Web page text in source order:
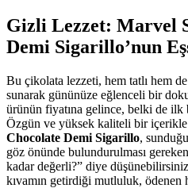
Gizli Lezzet: Marvel
Demi Sigarillo’nun
Bu çikolata lezzeti, hem tatlı hem
sunarak gününüze eğlenceli bir
ürünün fiyatına gelince, belki de ilk
Özgün ve yüksek kaliteli bir
Chocolate Demi Sigarillo,
göz önünde bulundurulması
kadar değerli?” diye
kıvamın getirdiği mutluluk, ödenen